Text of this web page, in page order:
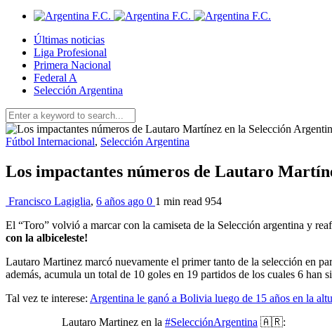
Últimas noticias
Liga Profesional
Primera Nacional
Federal A
Selección Argentina
Fútbol Internacional, Selección Argentina
Los impactantes números de Lautaro
Francisco Lagiglia, 6 años ago 0 1 min read 954
El “Toro” volvió a marcar con la camiseta de la Selección argentina y
con la albiceleste!
Lautaro Martinez marcó nuevamente el primer tanto de la selección en
además, acumula un total de 10 goles en 19 partidos de los cuales 6 han
Tal vez te interese: Argentina le ganó a Bolivia luego de 15 años en la
Lautaro Martinez en la #SelecciónArgentina 🇦🇷: